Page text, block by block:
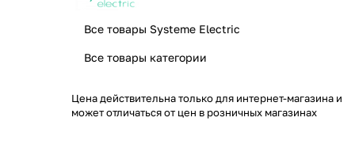
Все товары Systeme Electric
Все товары категории
Цена действительна только для интернет-магазина и
может отличаться от цен в розничных магазинах